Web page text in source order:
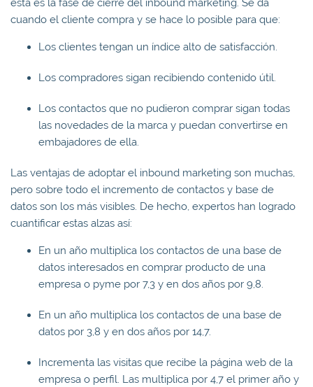
esta es la fase de cierre del inbound marketing. Se da
cuando el cliente compra y se hace lo posible para que:
Los clientes tengan un índice alto de satisfacción.
Los compradores sigan recibiendo contenido útil.
Los contactos que no pudieron comprar sigan todas
las novedades de la marca y puedan convertirse en
embajadores de ella.
Las ventajas de adoptar el inbound marketing son muchas,
pero sobre todo el incremento de contactos y base de
datos son los más visibles. De hecho, expertos han logrado
cuantificar estas alzas así:
En un año multiplica los contactos de una base de
datos interesados en comprar producto de una
empresa o pyme por 7,3 y en dos años por 9,8.
En un año multiplica los contactos de una base de
datos por 3,8 y en dos años por 14,7.
Incrementa las visitas que recibe la página web de la
empresa o perfil. Las multiplica por 4,7 el primer año y